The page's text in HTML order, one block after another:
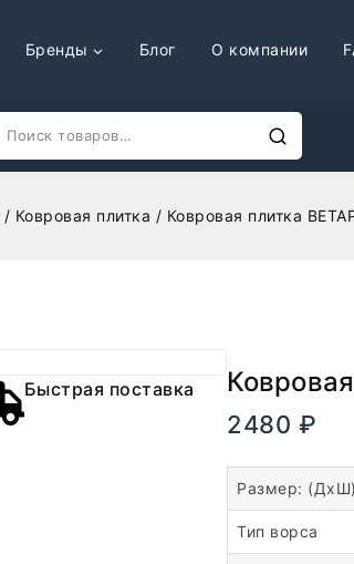
Бренды Блог О компании
/ Ковровая плитка / Ковровая плитка
Быстрая поставка
2480 ₽ В
Размер:
Тип ворса